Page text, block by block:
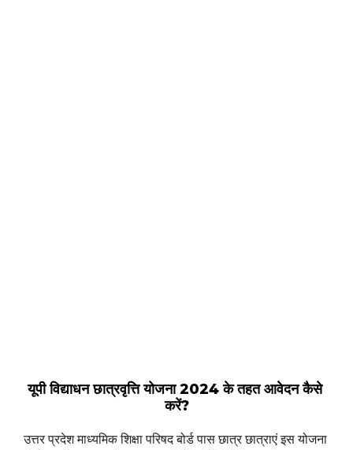
यूपी विद्याधन छात्रवृत्ति योजना 2024 के तहत आवेदन कैसे
करें?
उत्तर प्रदेश माध्यमिक शिक्षा परिषद बोर्ड पास छात्र छात्राएं इस योजना